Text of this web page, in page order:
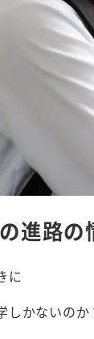
進路
に
しかないのか